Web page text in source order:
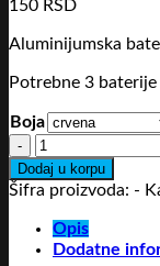
150 RSD
Aluminijumska
Potrebne 3
Boja
MAJORKA
količina
Dodaj u korpu
Šifra proizvoda: -
Opis
Dodatne